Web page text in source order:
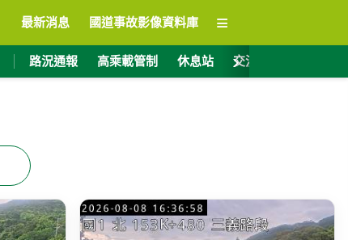
最新消息 國道事故影像資料庫 ≡
路況通報 高乘載管制 休息站 交流道資訊
›